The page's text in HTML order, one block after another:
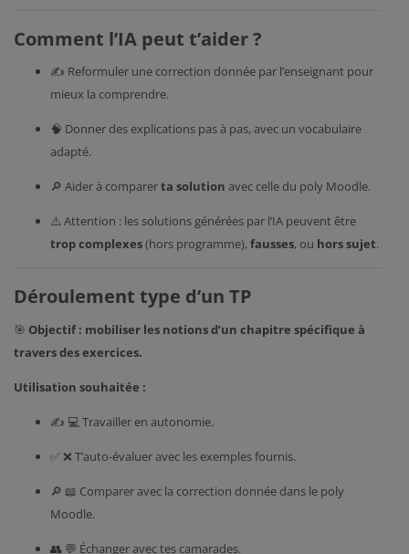
Comment l’IA peut t’aider ?
✍️ Reformuler une correction donnée par l’enseignant pour
mieux la comprendre.
🧠 Donner des explications pas à pas, avec un vocabulaire
adapté.
🔎 Aider à comparerta solution avec celle du poly Moodle.
⚠️ Attention : les solutions générées par l’IA peuvent être
trop complexes(hors programme),fausses, ou hors sujet.
Déroulement type d’un TP
🎯 Objectif : mobiliser les notions d’un chapitre spécifique à
travers des exercices.
Utilisation souhaitée :
✍️ 💻 Travailler en autonomie.
✅ ❌ T’auto-évaluer avec les exemples fournis.
🔎 📖 Comparer avec la correction donnée dans le poly
Moodle.
👥 💬 Échanger avec tes camarades.